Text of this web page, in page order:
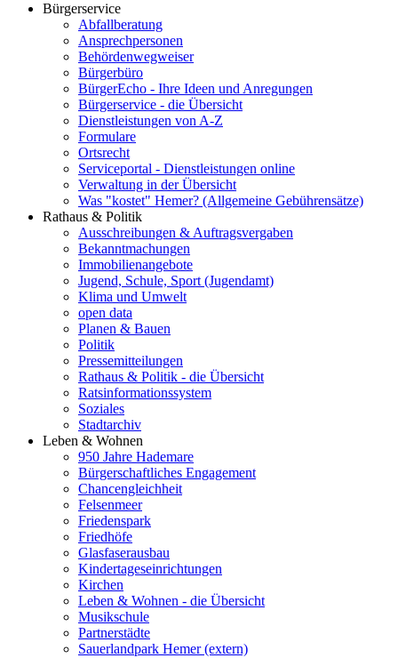
Bürgerservice
Abfallberatung
Ansprechpersonen
Behördenwegweiser
Bürgerbüro
BürgerEcho - Ihre Ideen und Anregungen
Bürgerservice - die Übersicht
Dienstleistungen von A-Z
Formulare
Ortsrecht
Serviceportal - Dienstleistungen online
Verwaltung in der Übersicht
Was "kostet" Hemer? (Allgemeine Gebührensätze)
Rathaus & Politik
Ausschreibungen & Auftragsvergaben
Bekanntmachungen
Immobilienangebote
Jugend, Schule, Sport (Jugendamt)
Klima und Umwelt
open data
Planen & Bauen
Politik
Pressemitteilungen
Rathaus & Politik - die Übersicht
Ratsinformationssystem
Soziales
Stadtarchiv
Leben & Wohnen
950 Jahre Hademare
Bürgerschaftliches Engagement
Chancengleichheit
Felsenmeer
Friedenspark
Friedhöfe
Glasfaserausbau
Kindertageseinrichtungen
Kirchen
Leben & Wohnen - die Übersicht
Musikschule
Partnerstädte
Sauerlandpark Hemer (extern)